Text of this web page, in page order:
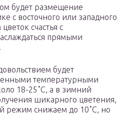
будет размещение
с восточного или западного
счастья с
прямыми
будет
температурными
18-25˚С, а в зимний
шикарного цветения,
режим снижаем до 10˚С, но